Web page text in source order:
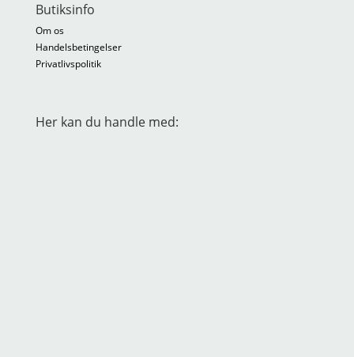
Butiksinfo
Om os
Handelsbetingelser
Privatlivspolitik
Her kan du handle med: